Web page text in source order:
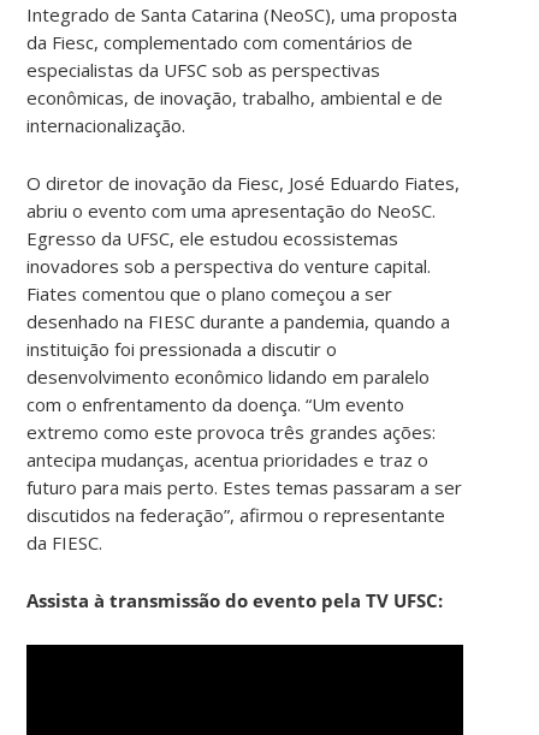
Integrado de Santa Catarina (NeoSC), uma proposta
da Fiesc, complementado com comentários de
especialistas da UFSC sob as perspectivas
econômicas, de inovação, trabalho, ambiental e de
internacionalização.
O diretor de inovação da Fiesc, José Eduardo Fiates,
abriu o evento com uma apresentação do NeoSC.
Egresso da UFSC, ele estudou ecossistemas
inovadores sob a perspectiva do venture capital.
Fiates comentou que o plano começou a ser
desenhado na FIESC durante a pandemia, quando a
instituição foi pressionada a discutir o
desenvolvimento econômico lidando em paralelo
com o enfrentamento da doença. “Um evento
extremo como este provoca três grandes ações:
antecipa mudanças, acentua prioridades e traz o
futuro para mais perto. Estes temas passaram a ser
discutidos na federação”, afirmou o representante
da FIESC.
Assista à transmissão do evento pela TV UFSC: